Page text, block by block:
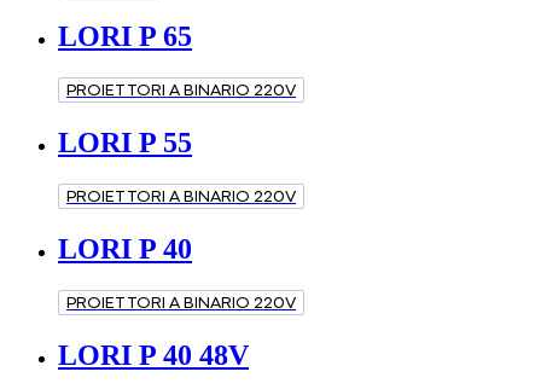
LORI P 65
PROIETTORI A BINARIO 220V
LORI P 55
PROIETTORI A BINARIO 220V
LORI P 40
PROIETTORI A BINARIO 220V
LORI P 40 48V